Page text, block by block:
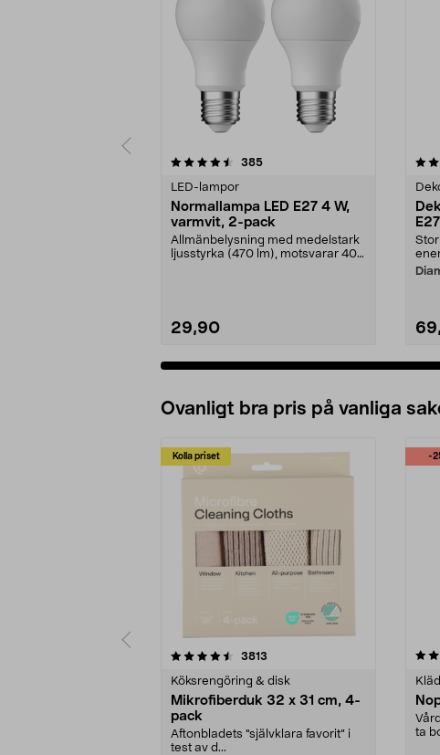
385recensioner
LED-lampor
Normallampa LED E27 4 W,
varmvit, 2-pack
Allmänbelysning med medelstark
ljusstyrka (470 lm), motsvarar 40
29,90
4.5 av 5 stjärnor
Ovanligt bra pris på vanliga
Kolla priset
3813
Köksrengöring & disk
Mikrofiberduk 32 x 31 cm, 4-
pack
Aftonbladets "självklara favorit” i
test av d...
-
4.0av 5 stjärnor
ta